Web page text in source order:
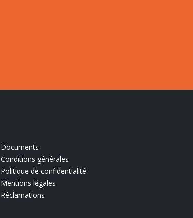
Documents
Conditions générales
Politique de confidentialité
Mentions légales
Réclamations